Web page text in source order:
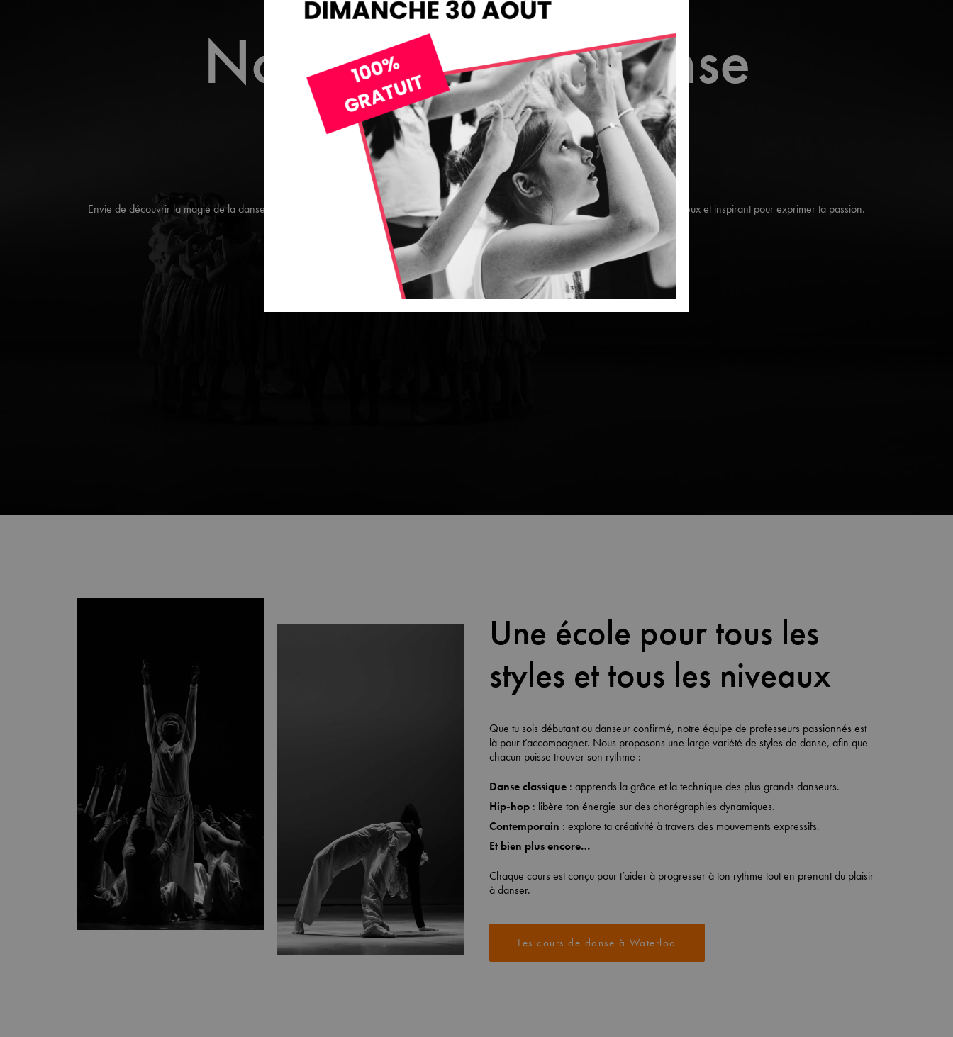
Notre école de danse
à Waterloo
Envie de découvrir la magie de la danse ou de perfectionner tes talents ?Alaeti , ton école de danse à Waterloo, t’offre un cadre chaleureux et inspirant pour exprimer ta passion.
Découvre les cours de danse proposés
Une école pour tous les
styles et tous les niveaux
Que tu sois débutant ou danseur confirmé, notre équipe de professeurs passionnés est
là pour t’accompagner. Nous proposons une large variété de styles de danse, afin que
chacun puisse trouver son rythme :
Danse classique : apprends la grâce et la technique des plus grands danseurs.
Hip-hop : libère ton énergie sur des chorégraphies dynamiques.
Contemporain : explore ta créativité à travers des mouvements expressifs.
Et bien plus encore…
Chaque cours est conçu pour t’aider à progresser à ton rythme tout en prenant du plaisir
à danser.
Les cours de danse à Waterloo